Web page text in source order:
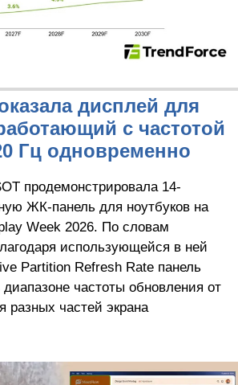
дисплей для
с частотой
Гц одновременно
продемонстрировала 14-
ЖК-панель для ноутбуков на
Week 2026. По словам
использующейся в ней
Partition Refresh Rate панель
частоты обновления от
разных частей экрана